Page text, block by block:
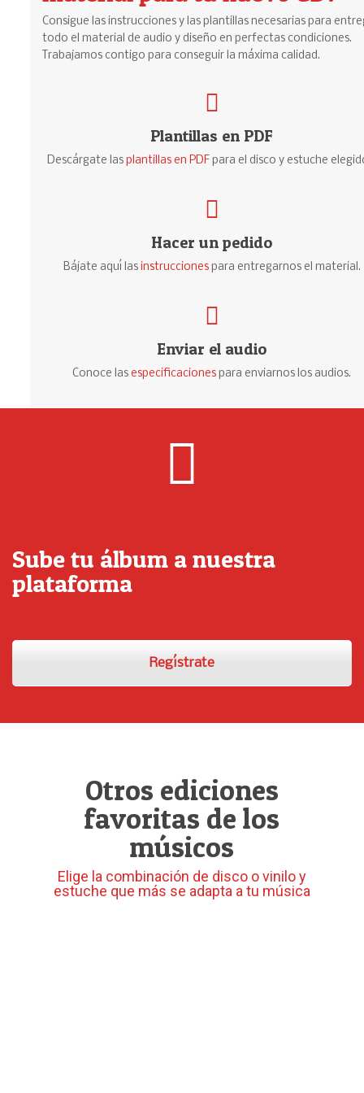
Consigue las instrucciones y las plantillas necesarias para
todo el material de audio y diseño en perfectas condiciones.
Trabajamos contigo para conseguir la máxima calidad.
Plantillas en PDF
Descárgate lasplantillas en PDF para el disco y estuche
Hacer un pedido
Bájate aquí las instruccionespara entregarnos el material.
Enviar el audio
Conoce lasespecificaciones para enviarnos los audios.
Sube tu álbum a nuestra
plataforma
Regístrate
Otros ediciones
favoritas de los
músicos
Elige la combinación de disco o vinilo y
estuche que más se adapta a tu música